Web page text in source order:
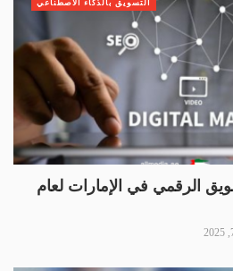
الرقمي في الإمارات لعام
التسويق بالذكاء الاصطناعي